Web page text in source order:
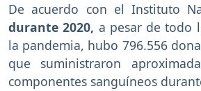
De acuerdo con el Instituto
durante 2020, a pesar de todo
la pandemia, hubo 796.556
que suministraron
componentes sanguíneos